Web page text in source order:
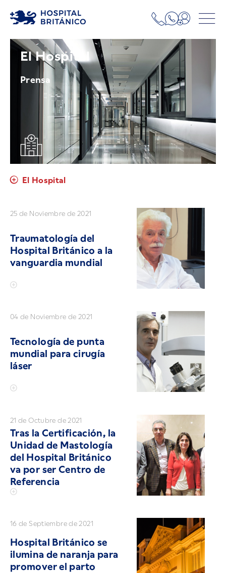
El Hospital
Prensa
El Hospital
25 de Noviembre de 2021
Traumatología del
Hospital Británico a la
vanguardia mundial
04 de Noviembre de 2021
Tecnología de punta
mundial para cirugía
láser
21 de Octubre de 2021
Tras la Certificación, la
Unidad de Mastología
del Hospital Británico
va por ser Centro de
Referencia
16 de Septiembre de 2021
Hospital Británico se
ilumina de naranja para
promover el parto